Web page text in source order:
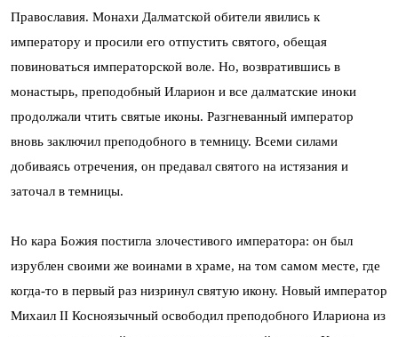
Православия. Монахи Далматской обители явились к
императору и просили его отпустить святого, обещая
повиноваться императорской воле. Но, возвратившись в
монастырь, преподобный Иларион и все далматские иноки
продолжали чтить святые иконы. Разгневанный император
вновь заключил преподобного в темницу. Всеми силами
добиваясь отречения, он предавал святого на истязания и
заточал в темницы.
Но кара Божия постигла злочестивого императора: он был
изрублен своими же воинами в храме, на том самом месте, где
когда-то в первый раз низринул святую икону. Новый император
Михаил II Косноязычный освободил преподобного Илариона из